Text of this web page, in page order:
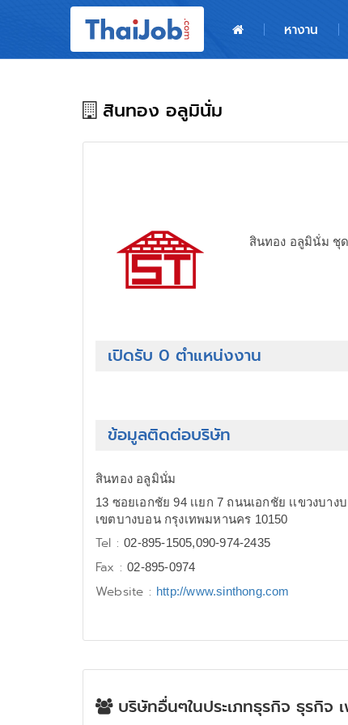
หางาน
ผู้สมัครงาน: เข้าสู่ระบบ
สินทอง อลูมินั่ม
สินทอง อลูมินั่ม ชุ
เปิดรับ 0 ตำแหน่งงาน
ข้อมูลติดต่อบริษัท
สินทอง อลูมินั่ม
13 ซอยเอกชัย 94 เเยก 7 ถนนเอกชัย เเขวงบา
เขตบางบอน กรุงเทพมหานคร 10150
Tel :02-895-1505,090-974-2435
Fax :02-895-0974
Website : http://www.sinthong.com
บริษัทอื่นๆในประเภทธุรกิจ ธุรกิจ